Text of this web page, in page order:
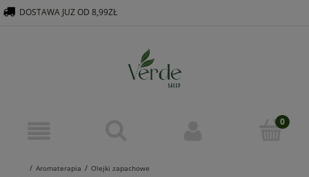
Aromaterapia
Olejki zapachowe
DOSTAWA JUZ OD 8,99ZŁ